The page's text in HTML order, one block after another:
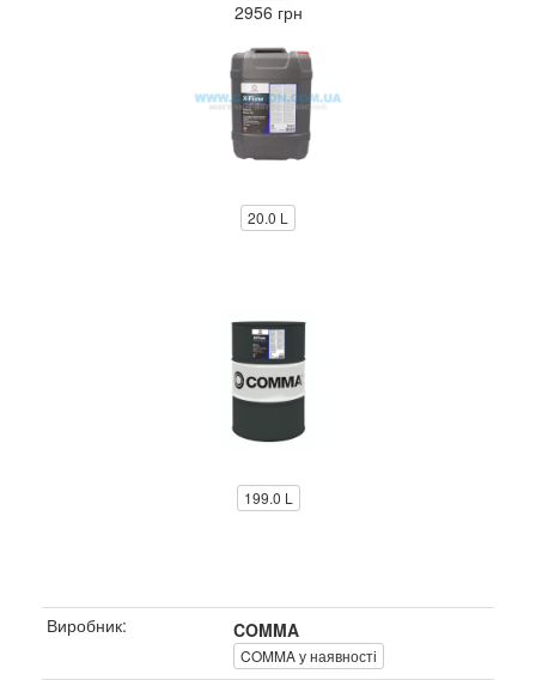
2956 грн
20.0 L
199.0 L
Виробник: COMMA
COMMA у наявності